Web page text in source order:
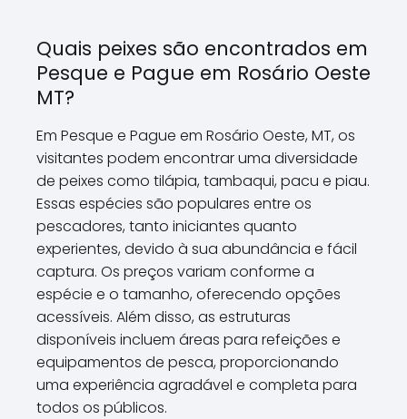
Quais peixes são encontrados em
Pesque e Pague em Rosário Oeste
MT?
Em Pesque e Pague em Rosário Oeste, MT, os
visitantes podem encontrar uma diversidade
de peixes como tilápia, tambaqui, pacu e piau.
Essas espécies são populares entre os
pescadores, tanto iniciantes quanto
experientes, devido à sua abundância e fácil
captura. Os preços variam conforme a
espécie e o tamanho, oferecendo opções
acessíveis. Além disso, as estruturas
disponíveis incluem áreas para refeições e
equipamentos de pesca, proporcionando
uma experiência agradável e completa para
todos os públicos.